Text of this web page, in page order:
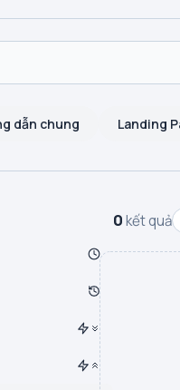
dẫn chung Landing
0kết quả